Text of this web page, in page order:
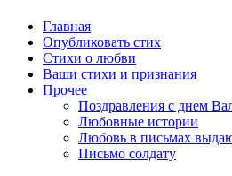
Главная
Опубликовать стих
Стихи о любви
Ваши стихи и признания
Прочее
Поздравления с днем
Любовные истории
Любовь в письмах
Письмо солдату